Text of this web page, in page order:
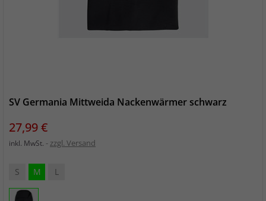
SV Germania Mittweida Nackenwärmer schwarz
Preis
27,99 €
inkl. MwSt. zzgl. Versand
S M L